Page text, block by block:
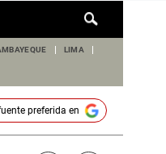
de
LIMA
preferida en